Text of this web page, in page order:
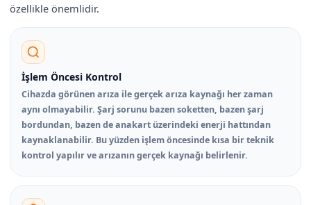
özellikle önemlidir.
İşlem Öncesi Kontrol
Cihazda görünen arıza ile gerçek arıza kaynağı her zaman
aynı olmayabilir. Şarj sorunu bazen soketten, bazen şarj
bordundan, bazen de anakart üzerindeki enerji hattından
kaynaklanabilir. Bu yüzden işlem öncesinde kısa bir teknik
kontrol yapılır ve arızanın gerçek kaynağı belirlenir.